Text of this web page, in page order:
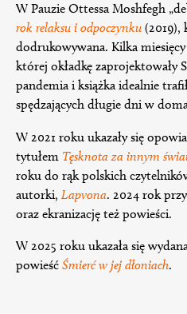
W Pauzie Ottessa Moshfegh
rok relaksu i odpoczynku (2019),
dodrukowywana. Kilka
której okładkę zaprojektowały
pandemia i książka idealnie
spędzających długie dni w
W 2021 roku ukazały się
tytułem Tęsknota za innym
roku do rąk polskich
autorki, Lapvona. 2024 rok
oraz ekranizację też powieści.
W 2025 roku ukazała się
powieść Śmierć w jej dłoniach.